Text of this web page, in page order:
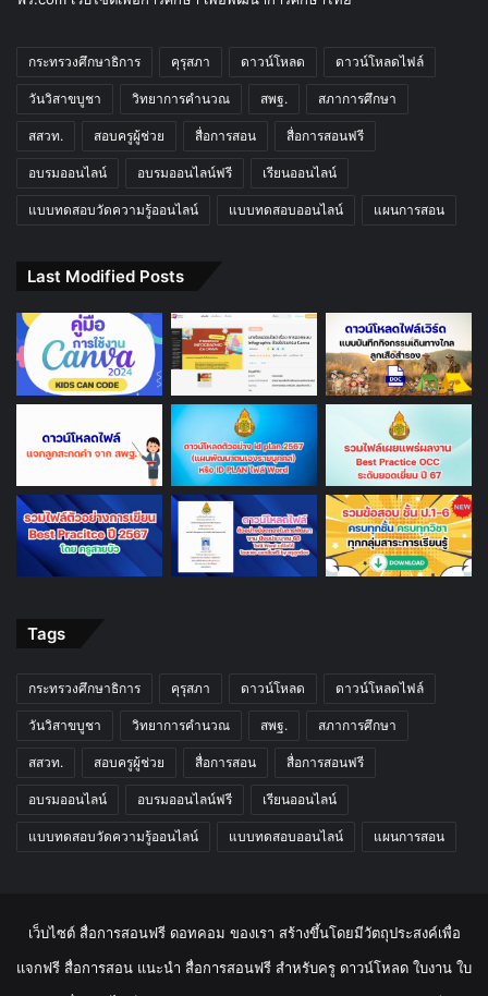
กระทรวงศึกษาธิการ คุรุสภา ดาวน์โหลด ดาวน์โหลดไฟล์
วันวิสาขบูชา วิทยาการคำนวณ สพฐ. สภาการศึกษา
สสวท. สอบครูผู้ช่วย สื่อการสอน สื่อการสอนฟรี
อบรมออนไลน์ อบรมออนไลน์ฟรี เรียนออนไลน์
แบบทดสอบวัดความรู้ออนไลน์ แบบทดสอบออนไลน์ แผนการสอน
Last Modified Posts
Tags
กระทรวงศึกษาธิการ คุรุสภา ดาวน์โหลด ดาวน์โหลดไฟล์
วันวิสาขบูชา วิทยาการคำนวณ สพฐ. สภาการศึกษา
สสวท. สอบครูผู้ช่วย สื่อการสอน สื่อการสอนฟรี
อบรมออนไลน์ อบรมออนไลน์ฟรี เรียนออนไลน์
แบบทดสอบวัดความรู้ออนไลน์ แบบทดสอบออนไลน์ แผนการสอน
เว็บไซต์ สื่อการสอนฟรี ดอทคอม ของเรา สร้างขึ้นโดยมีวัตถุประสงค์เพื่อ
แจกฟรี สื่อการสอน แนะนำ สื่อการสอนฟรี สำหรับครู ดาวน์โหลด ใบงาน ใบ